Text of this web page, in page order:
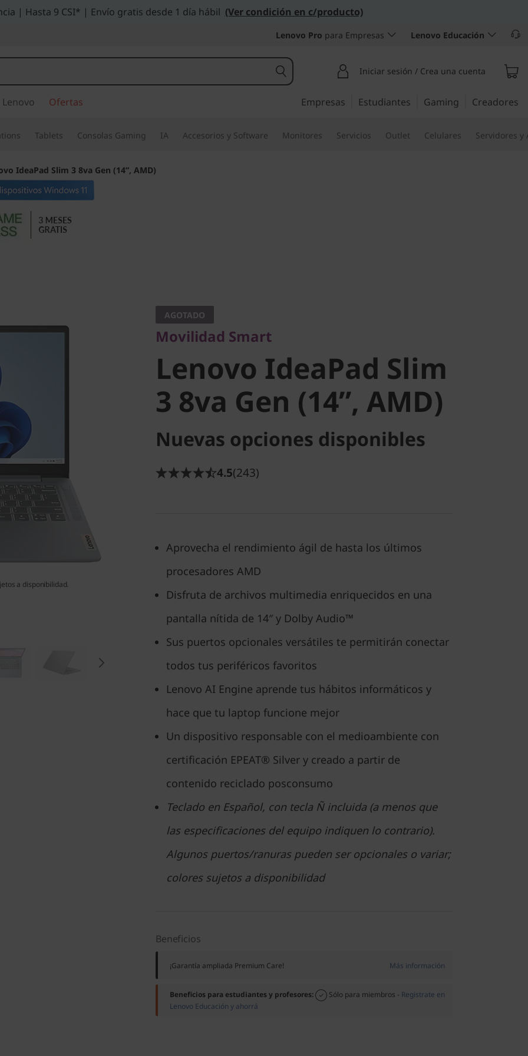
| Hasta 9 CSI* | Envío gratis desde 1 día hábil (Ver condición en c/producto)
Lenovo Pro para Empresas Lenovo Educación
Iniciar sesión / Crea una cuenta
Ofertas Empresas Estudiantes Gaming Creadores
Tablets Consolas Gaming IA Accesorios y Software Monitores Servicios Outlet Celulares Servidores y
IdeaPad Slim 3 8va Gen (14”, AMD)
Lenovo IdeaPad
Slim 3 8va Gen (14”,
AMD)
a disponibilidad.
AGOTADO
Movilidad Smart
Lenovo IdeaPad Slim
3 8va Gen (14”, AMD)
Nuevas opciones disponibles
4.5(243)
Aprovecha el rendimiento ágil de hasta los últimos
procesadores AMD
Disfruta de archivos multimedia enriquecidos en una
pantalla nítida de 14″ y Dolby Audio™
Sus puertos opcionales versátiles te permitirán conectar
todos tus periféricos favoritos
Lenovo AI Engine aprende tus hábitos informáticos y
hace que tu laptop funcione mejor
Un dispositivo responsable con el medioambiente con
certificación EPEAT® Silver y creado a partir de
contenido reciclado posconsumo
Teclado en Español, con tecla Ñ incluida (a menos que
las especificaciones del equipo indiquen lo contrario).
Algunos puertos/ranuras pueden ser opcionales o variar;
colores sujetos a disponibilidad
Beneficios
¡Garantía ampliada Premium Care! Más información
Beneficios para estudiantes y profesores: Sólo para miembros - Registrate en
Lenovo Educación y ahorrá